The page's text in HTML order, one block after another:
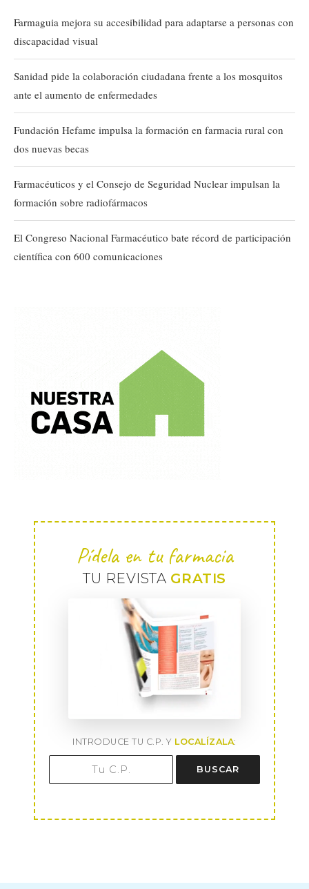
Farmaguia mejora su accesibilidad para adaptarse a personas con
discapacidad visual
Sanidad pide la colaboración ciudadana frente a los mosquitos
ante el aumento de enfermedades
Fundación Hefame impulsa la formación en farmacia rural con
dos nuevas becas
Farmacéuticos y el Consejo de Seguridad Nuclear impulsan la
formación sobre radiofármacos
El Congreso Nacional Farmacéutico bate récord de participación
científica con 600 comunicaciones
Pídela en tu farmacia
TU REVISTA GRATIS
INTRODUCE TU C.P. Y LOCALÍZALA:
BUSCAR